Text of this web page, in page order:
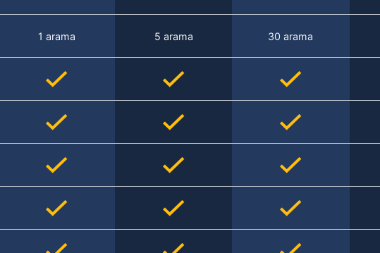
1 arama 5 arama 30 arama